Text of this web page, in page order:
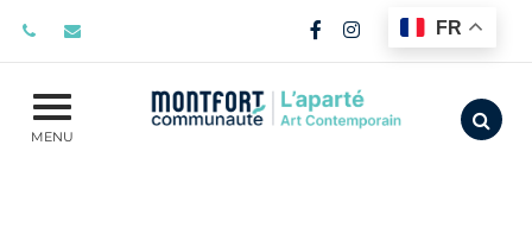
Lien vers le compte
Lien vers le
FR
MENU Aller